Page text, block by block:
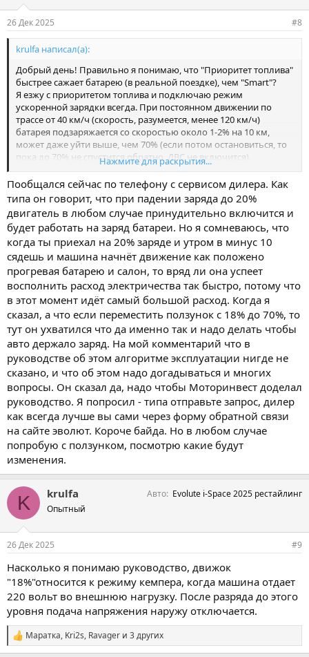
:
26 Дек 2025 #8
krulfa написал(а):
Добрый день! Правильно я понимаю, что "Приоритет топлива"
быстрее сажает батарею (в реальной поездке), чем "Smart"?
Я езжу с приоритетом топлива и подключаю режим
ускоренной зарядки всегда. При постоянном движении по
трассе от 40 км/ч (скорость, разумеется, менее 120 км/ч)
батарея подзаряжается со скоростью около 1-2% на 10 км,
может даже уйти выше, чем 70% (если потом остановиться, то
пока до 70% не спустится обратно, ДВС не включится).
Но этого все равно недостаточно в сравнении с потерями,
когда стоишь в пробках и греешь салон, поэтому раз в 1-2
недели нужно заряжаться на станции.
Обязательно должен быть режим, когда двигатель не
отключается, если заряд ниже некоторого уровня, пока
двигатель его не восполнит. Но тут вопрос не муфтой, а с тем,
чтобы двигатель не выключался, когда скорость падает ниже
20 км/ч, и чтобы положительный баланс мощности был
относительно отопителя. По поводу претензии согласен, это
серьезная недоработка.
Нажмите для раскрытия...
Пообщался сейчас по телефону с сервисом дилера. Как
типа он говорит, что при падении заряда до 20%
двигатель в любом случае принудительно включится и
будет работать на заряд батареи. Но я сомневаюсь, что
когда ты приехал на 20% заряде и утром в минус 10
сядешь и машина начнёт движение как положено
прогревая батарею и салон, то вряд ли она успеет
восполнить расход электричества так быстро, потому что
в этот момент идёт самый большой расход. Когда я
сказал, а что если переместить ползунок с 18% до 70%, то
тут он ухватился что да именно так и надо делать чтобы
авто держало заряд. На мой комментарий что в
руководстве об этом алгоритме эксплуатации нигде не
сказано, и что об этом надо догадываться и многих
вопросы. Он сказал да, надо чтобы Моторинвест доделал
руководство. Я попросил - типа отправьте запрос, дилер
как всегда лучше вы сами через форму обратной связи
на сайте эволют. Короче байда. Но в любом случае
попробую с ползунком, посмотрю какие будут
изменения.
K krulfa
Опытный
Авто Evolute i-Space 2025 рестайлинг
26 Дек 2025 #9
Насколько я понимаю руководство, движок
"18%"относится к режиму кемпера, когда машина отдает
220 вольт во внешнюю нагрузку. После разряда до этого
уровня подача напряжения наружу отключается.
С
и
Маратка, Kri2s, Ravager и 3 других